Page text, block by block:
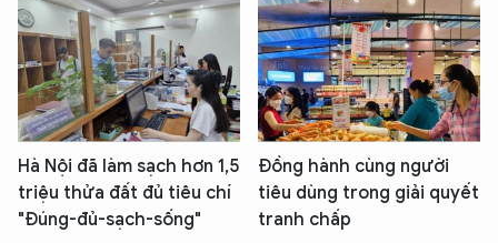
Hà Nội đã làm sạch hơn 1,5
triệu thửa đất đủ tiêu chí
"Đúng-đủ-sạch-sống"
Đồng hành cùng người
tiêu dùng trong giải quyết
tranh chấp